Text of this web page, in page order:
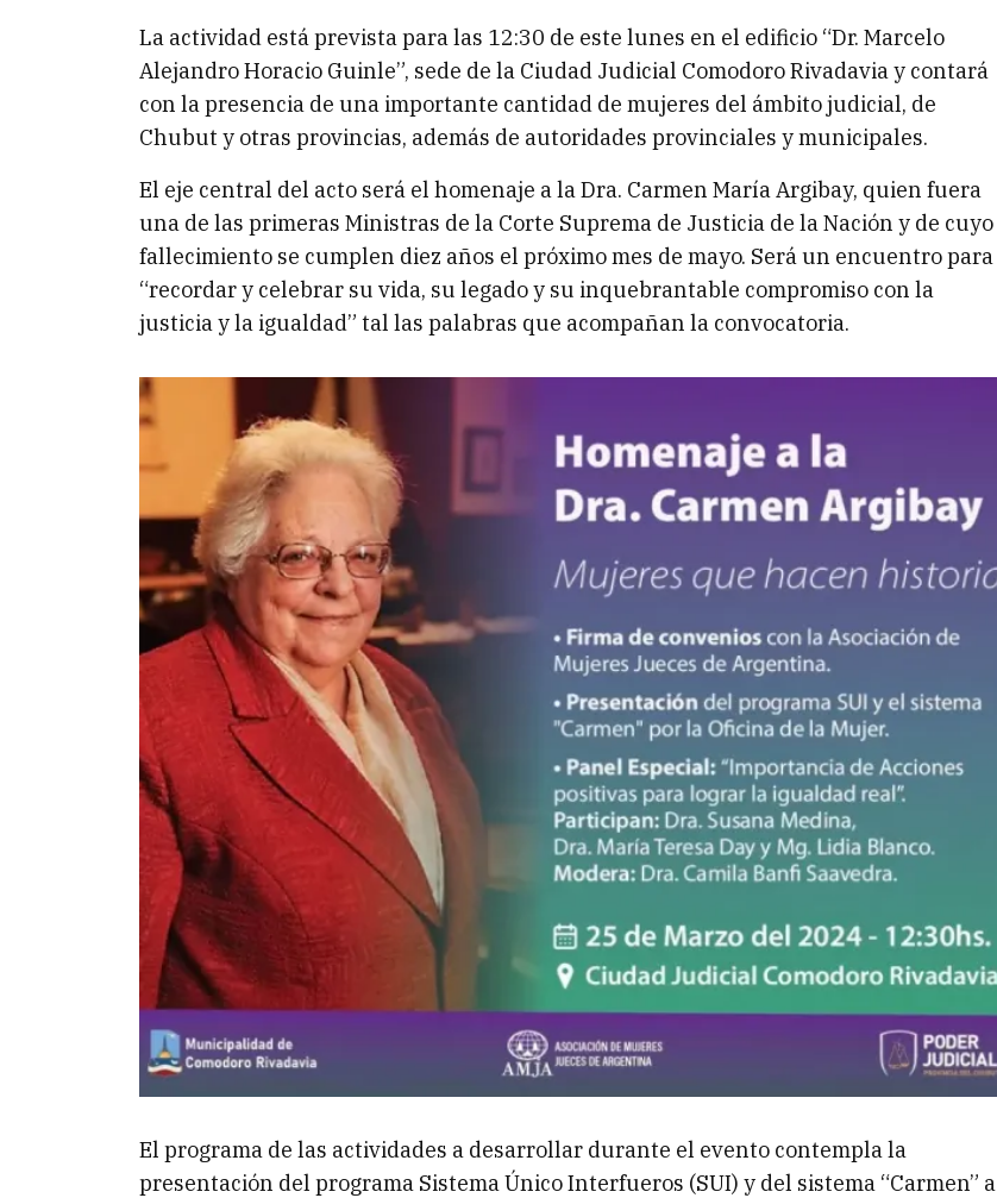
La actividad está prevista para las 12:30 de este lunes en el edificio “Dr. Marcelo
Alejandro Horacio Guinle”, sede de la Ciudad Judicial Comodoro Rivadavia y contará
con la presencia de una importante cantidad de mujeres del ámbito judicial, de
Chubut y otras provincias, además de autoridades provinciales y municipales.
El eje central del acto será el homenaje a la Dra. Carmen María Argibay, quien fuera
una de las primeras Ministras de la Corte Suprema de Justicia de la Nación y de cuyo
fallecimiento se cumplen diez años el próximo mes de mayo. Será un encuentro para
“recordar y celebrar su vida, su legado y su inquebrantable compromiso con la
justicia y la igualdad” tal las palabras que acompañan la convocatoria.
El programa de las actividades a desarrollar durante el evento contempla la
presentación del programa Sistema Único Interfueros (SUI) y del sistema “Carmen” a